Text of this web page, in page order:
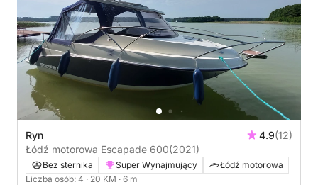
Ryn 4.9(12)
Łódź motorowa Escapade 600(2021)
Bez sternika Super Wynajmujący
Łódź motorowa
Liczba osób: 4 · 20 KM · 6 m